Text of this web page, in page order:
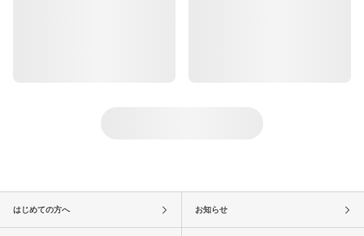
はじめての方へ お知らせ